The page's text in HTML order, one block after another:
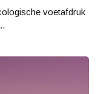
voetafdruk